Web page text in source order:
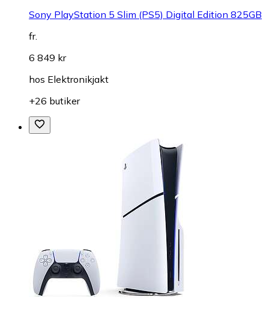
Sony PlayStation 5 Slim (PS5) Digital Edition 825GB
fr.
6 849 kr
hos Elektronikjakt
+26 butiker